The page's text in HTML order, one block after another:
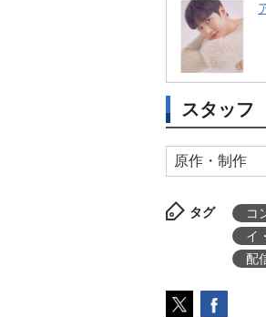
スタッフ
原作・制作
タグ コ
イ
配